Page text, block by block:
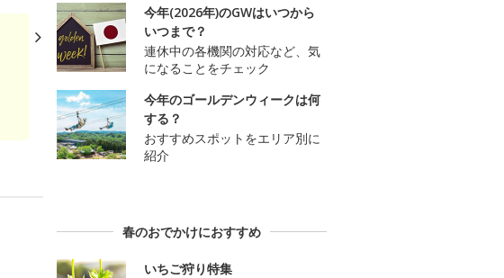
今年(2026年)のGWはいつから
いつまで？
連休中の各機関の対応など、気
になることをチェック
今年のゴールデンウィークは何
する？
おすすめスポットをエリア別に
紹介
春のおでかけにおすすめ
いちご狩り特集